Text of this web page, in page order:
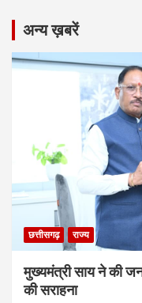
अन्य ख़बरें
छत्तीसगढ़ राज्य
मुख्यमंत्री साय ने की
की सराहना